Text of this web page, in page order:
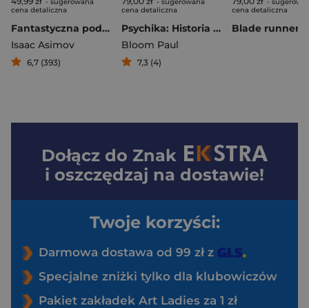
cena detaliczna
Fantastyczna podróż
Isaac Asimov
6,7 (393)
cena detaliczna
Psychika: Historia ludzkiego umysłu
Bloom Paul
7,3 (4)
cena detaliczna
Dołącz do Znak
i oszczędzaj na dostawie!
Twoje korzyści:
Darmowa dostawa od 99 zł z
Specjalne zniżki tylko dla klubowiczów
Pakiet zakładek Art Ladies za 1 zł